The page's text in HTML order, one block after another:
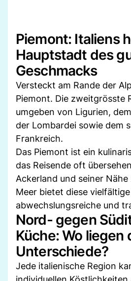
Piemont: Italiens
Hauptstadt des
Geschmacks
Versteckt am Rande der
Piemont. Die zweitgrösste
umgeben von Ligurien,
der Lombardei sowie dem
Frankreich.
Das Piemont ist ein
das Reisende oft
Ackerland und seiner Nähe
Meer bietet diese
abwechslungsreiche und
Nord- gegen
Küche: Wo liegen
Unterschiede?
Jede italienische Region